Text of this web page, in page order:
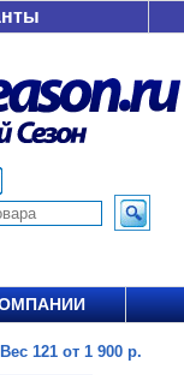
121 от 1 900 р.